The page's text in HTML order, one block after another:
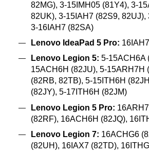
82MG), 3-15IMH05 (81Y4), 3-
82UK), 3-15IAH7 (82S9, 82UJ),
3-16IAH7 (82SA)
Lenovo IdeaPad 5 Pro:
Lenovo Legion 5: 5-15ACH6A
15ACH6H (82JU), 5-15ARH7H
(82RB, 82TB), 5-15ITH6H
(82JY), 5-17ITH6H (82JM)
Lenovo Legion 5 Pro:
(82RF), 16ACH6H (82JQ),
Lenovo Legion 7: 16ACHG6
(82UH), 16IAX7 (82TD),